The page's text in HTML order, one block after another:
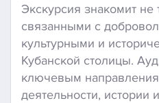
Экскурсия знакомит не
связанными с
культурными и
Кубанской столицы.
ключевым
деятельности, истории